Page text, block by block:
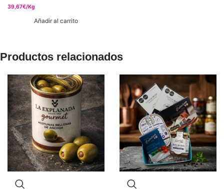
39,67€/Kg
Añadir al carrito
Productos relacionados